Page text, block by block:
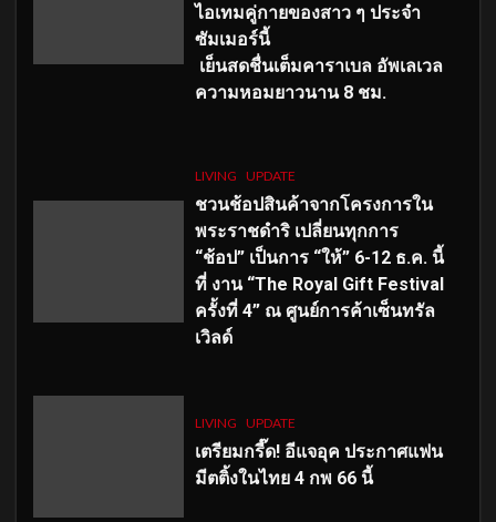
ไอเทมคู่กายของสาว ๆ ประจำ
ซัมเมอร์นี้
เย็นสดชื่นเต็มคาราเบล อัพเลเวล
ความหอมยาวนาน 8 ชม.
LIVING UPDATE
ชวนช้อปสินค้าจากโครงการใน
พระราชดำริ เปลี่ยนทุกการ
“ช้อป” เป็นการ “ให้” 6-12 ธ.ค. นี้
ที่ งาน “The Royal Gift Festival
ครั้งที่ 4” ณ ศูนย์การค้าเซ็นทรัล
เวิลด์
LIVING UPDATE
เตรียมกรี๊ด! อีแจอุค ประกาศแฟน
มีตติ้งในไทย 4 กพ 66 นี้